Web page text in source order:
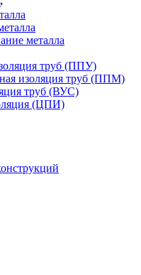
металла
труб (ППУ)
изоляция труб (ППМ)
труб (ВУС)
(ЦПИ)